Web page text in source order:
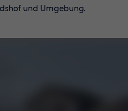
und Umgebung.